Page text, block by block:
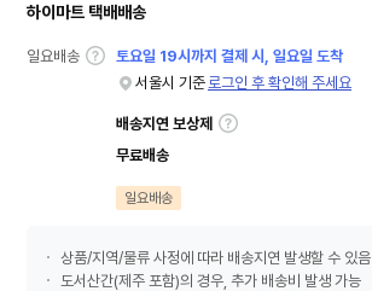
하이마트 택배배송
일요배송
토요일 19시까지 결제 시, 일요일 도착
서울시 기준 로그인 후 확인해 주세요
배송지연 보상제
무료배송
일요배송
상품/지역/물류 사정에 따라 배송지연 발생할 수 있음
도서산간(제주 포함)의 경우, 추가 배송비 발생 가능